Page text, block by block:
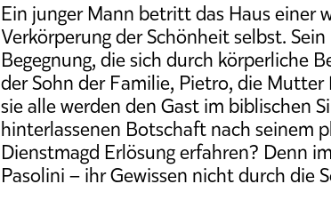
Ein junger Mann betritt das Haus einer
Verkörperung der Schönheit selbst.
Begegnung, die sich durch körperliche
der Sohn der Familie, Pietro, die
sie alle werden den Gast im biblischen
hinterlassenen Botschaft nach seinem
Dienstmagd Erlösung erfahren? Denn
Pasolini – ihr Gewissen nicht durch die